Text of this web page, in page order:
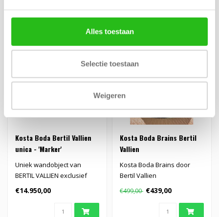
Alles toestaan
Selectie toestaan
Weigeren
EXCLUSIEF
Kosta Boda Bertil Vallien
unica - 'Marker'
Uniek wandobject van
BERTIL VALLIEN exclusief
voor Kosta Boda..
€14.950,00
AANBIEDING
Kosta Boda Brains Bertil
Vallien
Kosta Boda Brains door
Bertil Vallien
€499,00 €439,00